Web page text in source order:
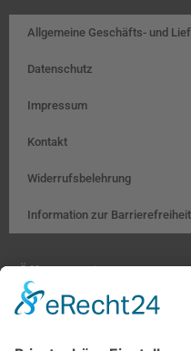
Allgemeine Geschäfts- und
Datenschutz
Impressum
Kontakt
Widerrufsbelehrung
Information zur Barrierefreiheit
Öffnungszeiten:
Mo. – Fr. 8:00 – 18:00 Uhr